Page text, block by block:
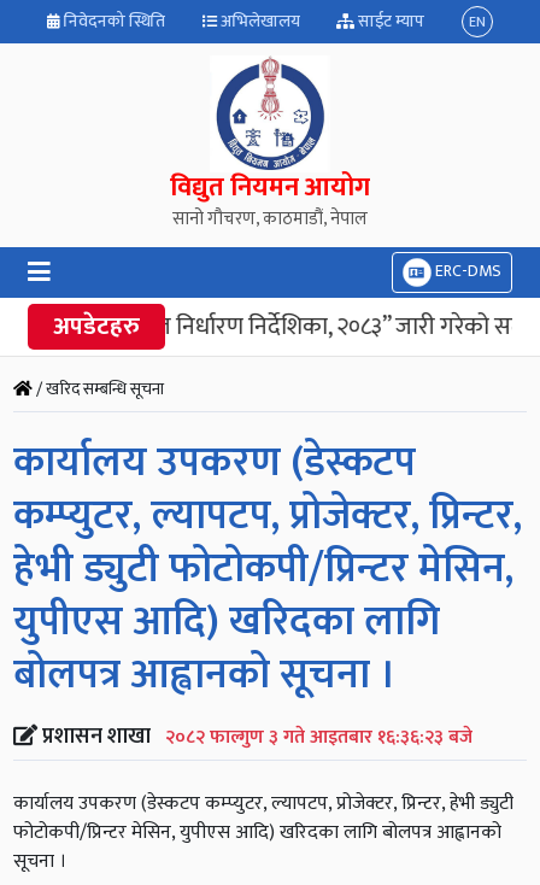
निवेदनको स्थिति अभिलेखालय साईट म्याप EN
विद्युत नियमन आयोग
सानो गौचरण, काठमाडौं, नेपाल
ERC-DMS
अपडेटहरु
उपभोक्ता महशुल निर्धारण निर्देशिका, २०८३” जारी गरेको
/ खरिद सम्बन्धि सूचना
कार्यालय उपकरण (डेस्कटप
कम्प्युटर, ल्यापटप, प्रोजेक्टर, प्रिन्टर,
हेभी ड्युटी फोटोकपी/प्रिन्टर मेसिन,
युपीएस आदि) खरिदका लागि
बोलपत्र आह्वानको सूचना ।
प्रशासन शाखा २०८२ फाल्गुण ३ गते आइतबार १६:३६:२३ बजे
कार्यालय उपकरण (डेस्कटप कम्प्युटर, ल्यापटप, प्रोजेक्टर, प्रिन्टर, हेभी ड्युटी
फोटोकपी/प्रिन्टर मेसिन, युपीएस आदि) खरिदका लागि बोलपत्र आह्वानको
सूचना ।